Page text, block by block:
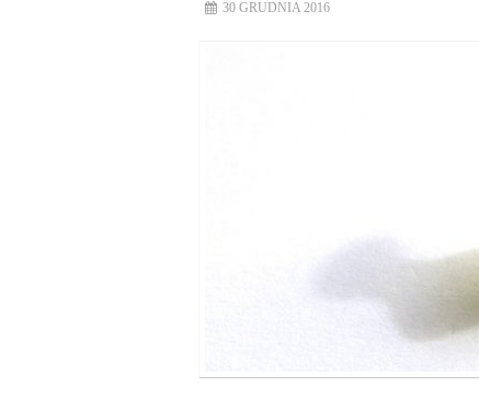
30 GRUDNIA 2016